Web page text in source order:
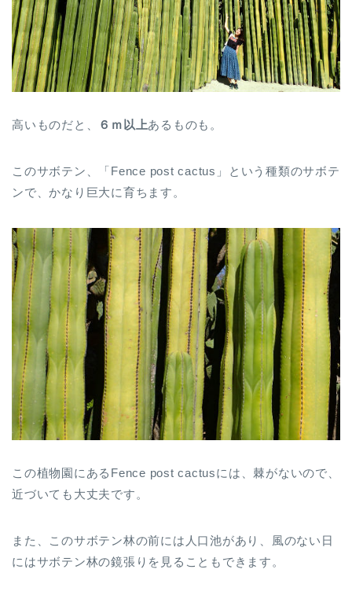
高いものだと、 ６ｍ以上あるものも。
このサボテン、「Fence post cactus」という種類のサボテ
ンで、かなり巨大に育ちます。
この植物園にある Fence post cactusには、棘がないので、
近づいても大丈夫です。
また、このサボテン林の前には人口池があり、風のない日
にはサボテン林の鏡張りを見ることもできます。